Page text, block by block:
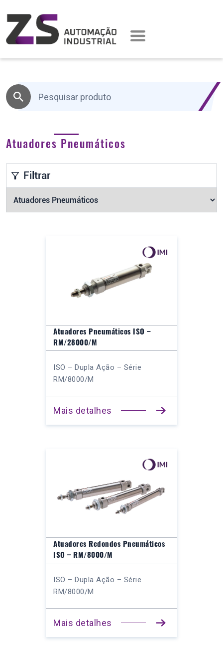
Atuadores Pneumáticos
Filtrar
Atuadores Pneumáticos ISO –
RM/28000/M
ISO – Dupla Ação – Série
RM/8000/M
Mais detalhes
Atuadores Redondos Pneumáticos
ISO – RM/8000/M
ISO – Dupla Ação – Série
RM/8000/M
Mais detalhes